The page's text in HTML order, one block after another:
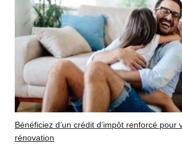
Bénéficiez d’un crédit d’impôt renforcé pour
rénovation